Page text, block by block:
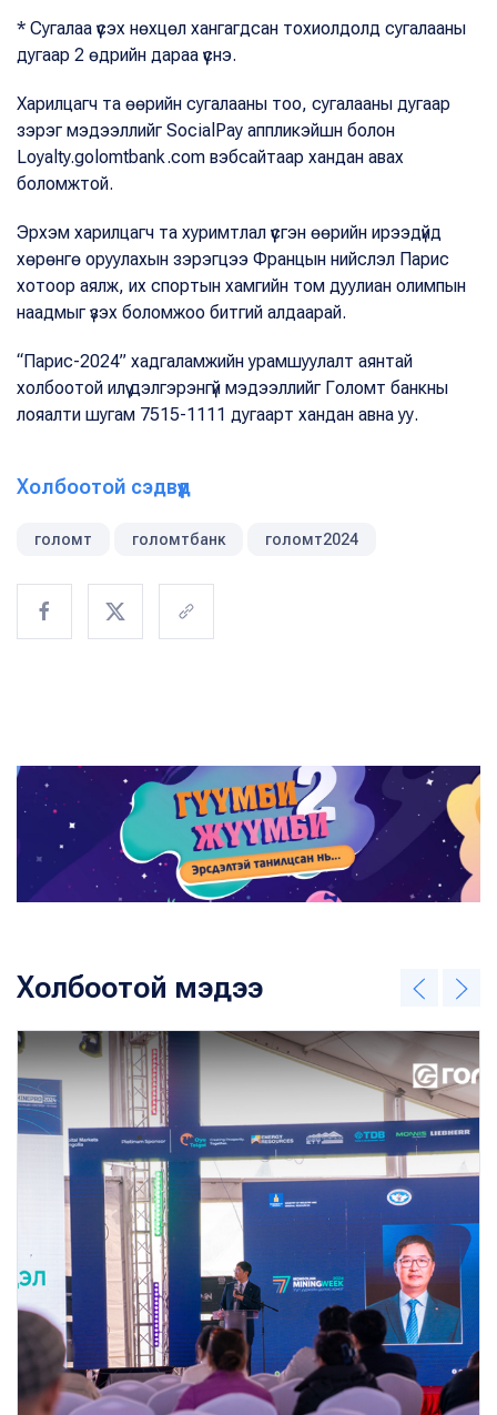
* Сугалаа үүсэх нөхцөл хангагдсан тохиолдолд сугалааны
дугаар 2 өдрийн дараа үүснэ.
Харилцагч та өөрийн сугалааны тоо, сугалааны дугаар
зэрэг мэдээллийг SocialPay аппликэйшн болон
Loyalty.golomtbank.com вэбсайтаар хандан авах
боломжтой.
Эрхэм харилцагч та хуримтлал үүсгэн өөрийн ирээдүйд
хөрөнгө оруулахын зэрэгцээ Францын нийслэл Парис
хотоор аялж, их спортын хамгийн том дуулиан олимпын
наадмыг үзэх боломжоо битгий алдаарай.
“Парис-2024” хадгаламжийн урамшуулалт аянтай
холбоотой илүү дэлгэрэнгүй мэдээллийг Голомт банкны
лояалти шугам 7515-1111 дугаарт хандан авна уу.
Холбоотой сэдвүүд
голомт голомтбанк голомт2024
Холбоотой мэдээ